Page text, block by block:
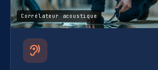
Corrélateur acoustique
hearing